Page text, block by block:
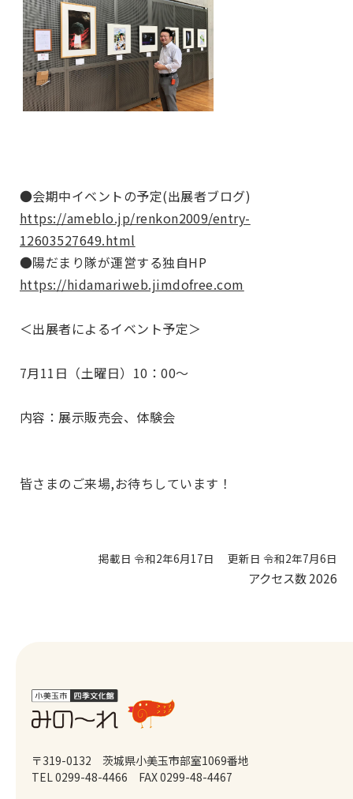
●会期中イベントの予定(出展者ブログ)
https://ameblo.jp/renkon2009/entry-
12603527649.html
●陽だまり隊が運営する独自HP
https://hidamariweb.jimdofree.com
＜出展者によるイベント予定＞
7月11日（土曜日）10：00～
内容：展示販売会、体験会
皆さまのご来場,お待ちしています！
掲載日 令和2年6月17日 更新日 令和2年7月6日
アクセス数2026
〒319-0132 茨城県小美玉市部室1069番地
TEL 0299-48-4466
FAX 0299-48-4467